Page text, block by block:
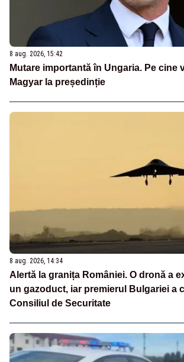
8 aug. 2026, 15:42
Mutare importantă în Ungaria. Pe cine
Magyar la președinție
8 aug. 2026, 14:34
Alertă la granița României. O dronă a
un gazoduct, iar premierul Bulgariei a
Consiliul de Securitate